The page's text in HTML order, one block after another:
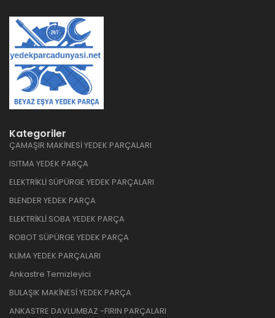
Kategoriler
ÇAMAŞIR MAKİNESİ YEDEK PARÇALARI
ISITMA YEDEK PARÇA
ELEKTRİKLİ SÜPÜRGE YEDEK PARÇALARI
BLENDER YEDEK PARÇA
ELEKTRİKLİ SOBA YEDEK PARÇA
ROBOT SÜPÜRGE YEDEK PARÇA
KLİMA YEDEK PARÇALARI
Ankastre Temizleyici
BULAŞIK MAKİNESİ YEDEK PARÇA
ANKASTRE DAVLUMBAZ -FIRIN PARÇALARI